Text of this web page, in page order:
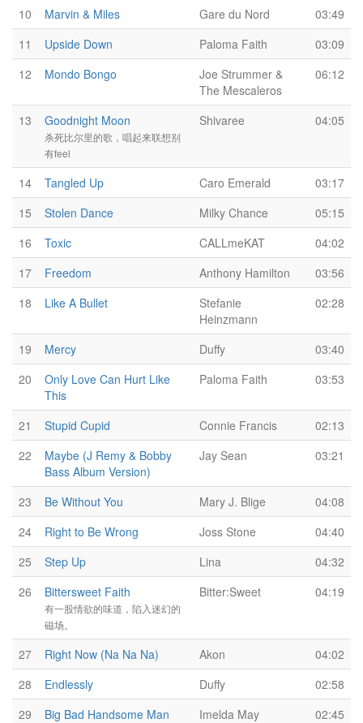
10
Marvin & Miles Gare du Nord
03:49
11
Upside Down Paloma Faith
03:09
12
Mondo Bongo
Joe Strummer &
The Mescaleros
06:12
13 Goodnight Moon
杀死比尔里的歌，唱起来联想别
有feel
Shivaree 04:05
14 Tangled Up Caro Emerald
03:17
15
Stolen Dance Milky Chance
05:15
16
Toxic CALLmeKAT
04:02
17
Freedom Anthony Hamilton
03:56
18
Like A Bullet
Stefanie
Heinzmann
02:28
19 Mercy Duffy
03:40
20
Only Love Can Hurt Like
This
Paloma Faith 03:53
21 Stupid Cupid Connie Francis
02:13
22
Maybe (J Remy & Bobby
Bass Album Version)
Jay Sean 03:21
23 Be Without You Mary J. Blige
04:08
24
Right to Be Wrong Joss Stone
04:40
25
Step Up Lina
04:32
26
Bittersweet Faith
有一股情欲的味道，陷入迷幻的
磁场。
Bitter:Sweet 04:19
27 Right Now (Na Na Na) Akon
04:02
28
Endlessly Duffy
02:58
29
Big Bad Handsome Man Imelda May
02:45